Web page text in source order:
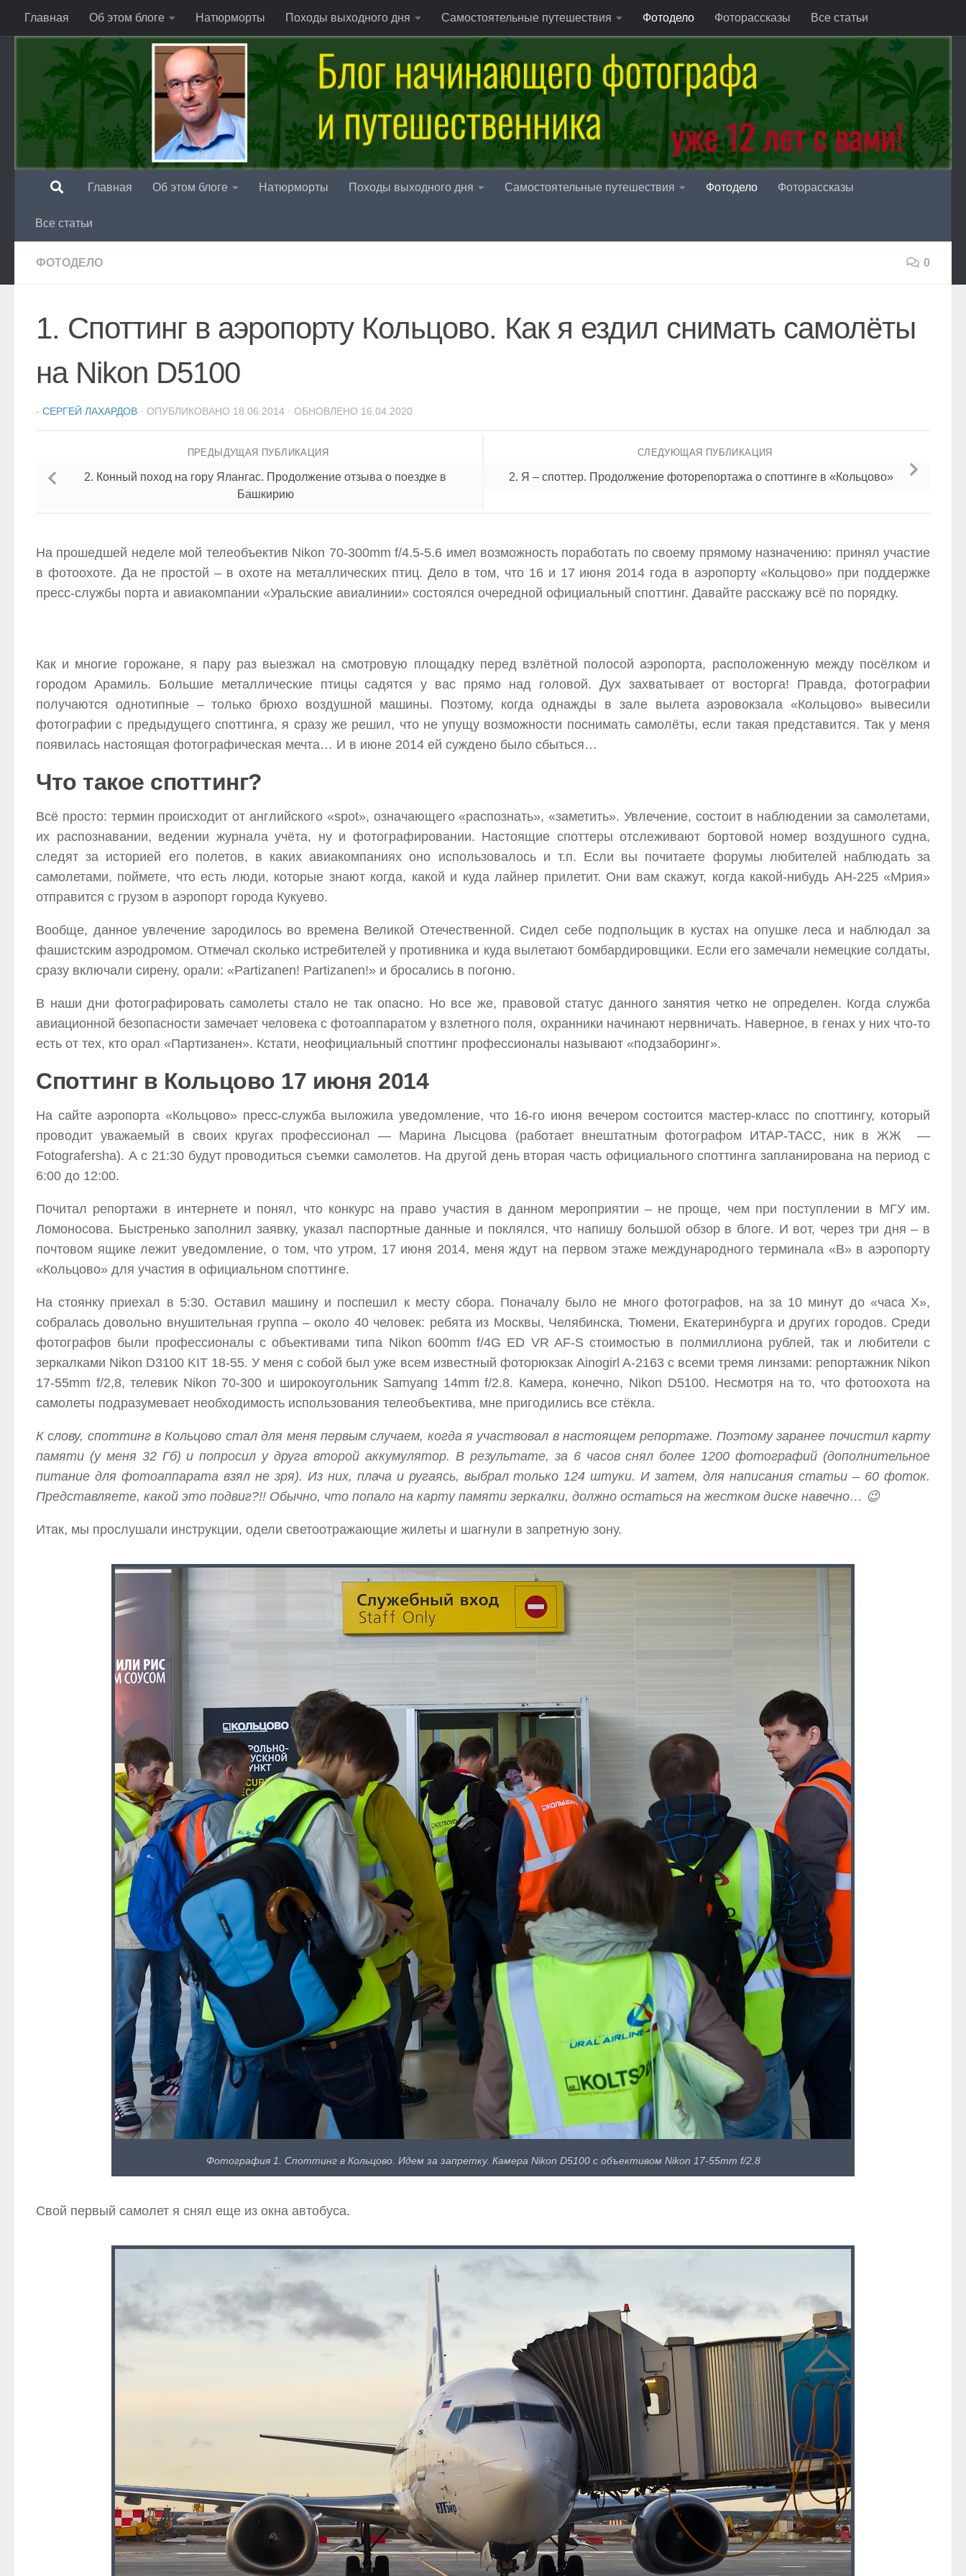
Перейти к содержимому
Главная Об этом блоге Натюрморты Походы выходного дня Самостоятельные путешествия Фотодело Фоторассказы Все статьи
Главная Об этом блоге Натюрморты Походы выходного дня Самостоятельные путешествия Фотодело Фоторассказы
Все статьи
ФОТОДЕЛО 0
1. Споттинг в аэропорту Кольцово. Как я ездил снимать самолёты
на Nikon D5100
- СЕРГЕЙ ЛАХАРДОВ · ОПУБЛИКОВАНО 18.06.2014 · ОБНОВЛЕНО 16.04.2020
СЛЕДУЮЩАЯ ПУБЛИКАЦИЯ
2. Я – споттер. Продолжение фоторепортажа о споттинге в «Кольцово»
ПРЕДЫДУЩАЯ ПУБЛИКАЦИЯ
2. Конный поход на гору Ялангас. Продолжение отзыва о поездке в
Башкирию
На прошедшей неделе мой телеобъектив Nikon 70-300mm f/4.5-5.6 имел возможность поработать по своему прямому назначению: принял участие
в фотоохоте. Да не простой – в охоте на металлических птиц. Дело в том, что 16 и 17 июня 2014 года в аэропорту «Кольцово» при поддержке
пресс-службы порта и авиакомпании «Уральские авиалинии» состоялся очередной официальный споттинг. Давайте расскажу всё по порядку.
Как и многие горожане, я пару раз выезжал на смотровую площадку перед взлётной полосой аэропорта, расположенную между посёлком и
городом Арамиль. Большие металлические птицы садятся у вас прямо над головой. Дух захватывает от восторга! Правда, фотографии
получаются однотипные – только брюхо воздушной машины. Поэтому, когда однажды в зале вылета аэровокзала «Кольцово» вывесили
фотографии с предыдущего споттинга, я сразу же решил, что не упущу возможности поснимать самолёты, если такая представится. Так у меня
появилась настоящая фотографическая мечта… И в июне 2014 ей суждено было сбыться…
Что такое споттинг?
Всё просто: термин происходит от английского «spot», означающего «распознать», «заметить». Увлечение, состоит в наблюдении за самолетами,
их распознавании, ведении журнала учёта, ну и фотографировании. Настоящие споттеры отслеживают бортовой номер воздушного судна,
следят за историей его полетов, в каких авиакомпаниях оно использовалось и т.п. Если вы почитаете форумы любителей наблюдать за
самолетами, поймете, что есть люди, которые знают когда, какой и куда лайнер прилетит. Они вам скажут, когда какой-нибудь АН-225 «Мрия»
отправится с грузом в аэропорт города Кукуево.
Вообще, данное увлечение зародилось во времена Великой Отечественной. Сидел себе подпольщик в кустах на опушке леса и наблюдал за
фашистским аэродромом. Отмечал сколько истребителей у противника и куда вылетают бомбардировщики. Если его замечали немецкие солдаты,
сразу включали сирену, орали: «Partizanen! Partizanen!» и бросались в погоню.
В наши дни фотографировать самолеты стало не так опасно. Но все же, правовой статус данного занятия четко не определен. Когда служба
авиационной безопасности замечает человека с фотоаппаратом у взлетного поля, охранники начинают нервничать. Наверное, в генах у них что-то
есть от тех, кто орал «Партизанен». Кстати, неофициальный споттинг профессионалы называют «подзаборинг».
Споттинг в Кольцово 17 июня 2014
На сайте аэропорта «Кольцово» пресс-служба выложила уведомление, что 16-го июня вечером состоится мастер-класс по споттингу, который
проводит уважаемый в своих кругах профессионал — Марина Лысцова (работает внештатным фотографом ИТАР-ТАСС, ник в ЖЖ —
Fotografersha). А с 21:30 будут проводиться съемки самолетов. На другой день вторая часть официального споттинга запланирована на период с
6:00 до 12:00.
Почитал репортажи в интернете и понял, что конкурс на право участия в данном мероприятии – не проще, чем при поступлении в МГУ им.
Ломоносова. Быстренько заполнил заявку, указал паспортные данные и поклялся, что напишу большой обзор в блоге. И вот, через три дня – в
почтовом ящике лежит уведомление, о том, что утром, 17 июня 2014, меня ждут на первом этаже международного терминала «B» в аэропорту
«Кольцово» для участия в официальном споттинге.
На стоянку приехал в 5:30. Оставил машину и поспешил к месту сбора. Поначалу было не много фотографов, на за 10 минут до «часа Х»,
собралась довольно внушительная группа – около 40 человек: ребята из Москвы, Челябинска, Тюмени, Екатеринбурга и других городов. Среди
фотографов были профессионалы с объективами типа Nikon 600mm f/4G ED VR AF-S стоимостью в полмиллиона рублей, так и любители с
зеркалками Nikon D3100 KIT 18-55. У меня с собой был уже всем известный фоторюкзак Ainogirl A-2163 с всеми тремя линзами: репортажник Nikon
17-55mm f/2,8, телевик Nikon 70-300 и широкоугольник Samyang 14mm f/2.8. Камера, конечно, Nikon D5100. Несмотря на то, что фотоохота на
самолеты подразумевает необходимость использования телеобъектива, мне пригодились все стёкла.
К слову, споттинг в Кольцово стал для меня первым случаем, когда я участвовал в настоящем репортаже. Поэтому заранее почистил карту
памяти (у меня 32 Гб) и попросил у друга второй аккумулятор. В результате, за 6 часов снял более 1200 фотографий (дополнительное
питание для фотоаппарата взял не зря). Из них, плача и ругаясь, выбрал только 124 штуки. И затем, для написания статьи – 60 фоток.
Представляете, какой это подвиг?!! Обычно, что попало на карту памяти зеркалки, должно остаться на жестком диске навечно… 😉
Итак, мы прослушали инструкции, одели светоотражающие жилеты и шагнули в запретную зону.
Фотография 1. Споттинг в Кольцово. Идем за запретку. Камера Nikon D5100 с объективом Nikon 17-55mm f/2.8
Свой первый самолет я снял еще из окна автобуса.